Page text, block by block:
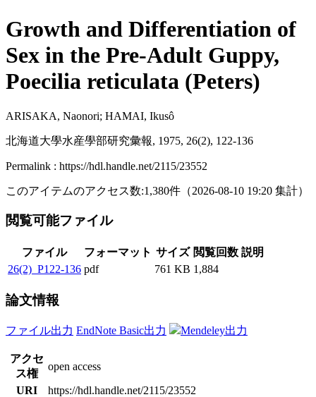
Growth and Differentiation of
Sex in the Pre-Adult Guppy,
Poecilia reticulata (Peters)
ARISAKA, Naonori; HAMAI, Ikusô
北海道大學水産學部研究彙報, 1975, 26(2), 122-136
Permalink : https://hdl.handle.net/2115/23552
このアイテムのアクセス数:1,380件 （2026-08-10 19:20 集計）
閲覧可能ファイル
ファイル フォーマット サイズ 閲覧回数 説明
26(2)_P122-136 pdf 761 KB 1,884
論文情報
ファイル出力 EndNote Basic出力 Mendeley出力
アクセ
ス権
open access
URI
https://hdl.handle.net/2115/23552